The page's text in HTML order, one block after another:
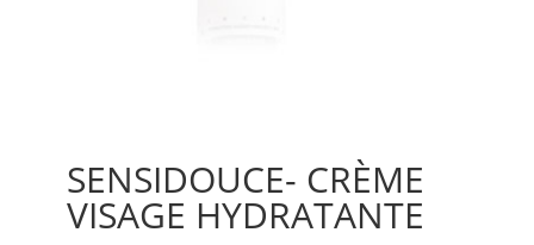
SENSIDOUCE- CRÈME
VISAGE HYDRATANTE